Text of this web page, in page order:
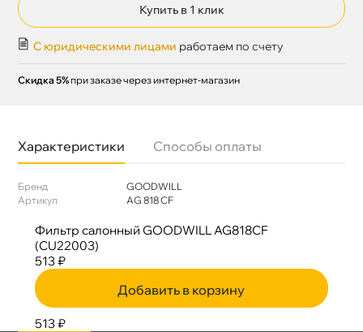
Купить в 1 клик
С юридическими лицами работаем по счету
Скидка 5% при заказе через интернет-магазин
Характеристики Способы оплаты
Бренд
GOODWILL
Артикул
AG 818 CF
Фильтр салонный GOODWILL AG818CF
(CU22003)
513 ₽
Добавить в корзину
513 ₽